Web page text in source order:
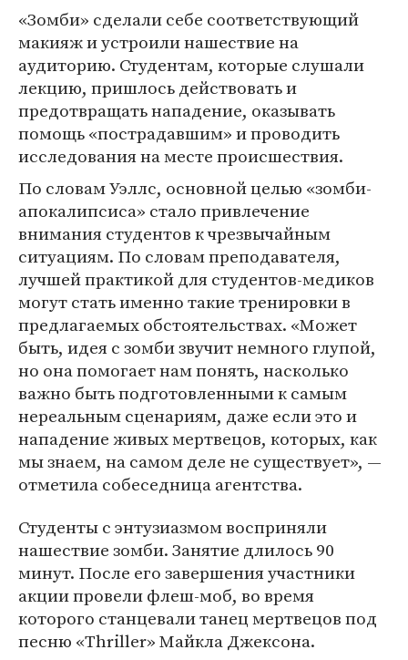
«Зомби» сделали себе соответствующий
макияж и устроили нашествие на
аудиторию. Студентам, которые слушали
лекцию, пришлось действовать и
предотвращать нападение, оказывать
помощь «пострадавшим» и проводить
исследования на месте происшествия.
По словам Уэллс, основной целью «зомби-
апокалипсиса» стало привлечение
внимания студентов к чрезвычайным
ситуациям. По словам преподавателя,
лучшей практикой для студентов-медиков
могут стать именно такие тренировки в
предлагаемых обстоятельствах. «Может
быть, идея с зомби звучит немного глупой,
но она помогает нам понять, насколько
важно быть подготовленными к самым
нереальным сценариям, даже если это и
нападение живых мертвецов, которых, как
мы знаем, на самом деле не существует», —
отметила собеседница агентства.
Студенты с энтузиазмом восприняли
нашествие зомби. Занятие длилось 90
минут. После его завершения участники
акции провели флеш-моб, во время
которого станцевали танец мертвецов под
песню «Thriller» Майкла Джексона.